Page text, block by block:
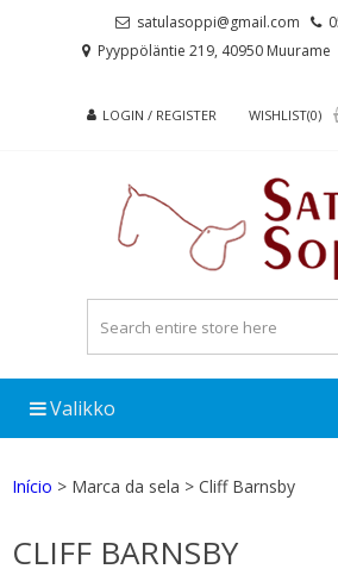
satulasoppi@gmail.com
Pyyppöläntie 219, 40950 Muurame
LOGIN / REGISTER WISHLIST(0)
Valikko
Início > Marca da sela > Cliff Barnsby
CLIFF BARNSBY